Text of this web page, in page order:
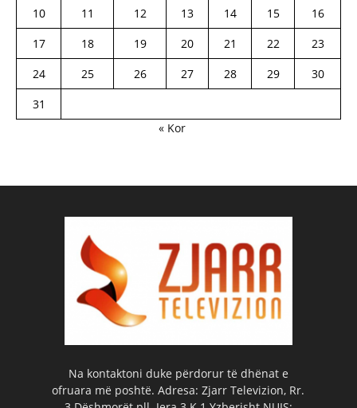
10
11 12 13 14 15
16
17
18 19 20 21 22
23
24
25 26 27 28 29
30
31
« Kor
Na kontaktoni duke përdorur të dhënat e
ofruara më poshtë. Adresa: Zjarr Televizion, Rr.